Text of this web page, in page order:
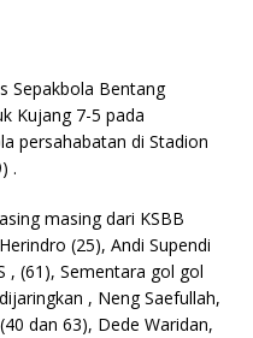
Sepakbola Bentang
Kujang 7-5 pada
persahabatan di Stadion
.
masing dari KSBB
(25), Andi Supendi
, (61), Sementara gol gol
, Neng Saefullah,
dan 63), Dede Waridan,